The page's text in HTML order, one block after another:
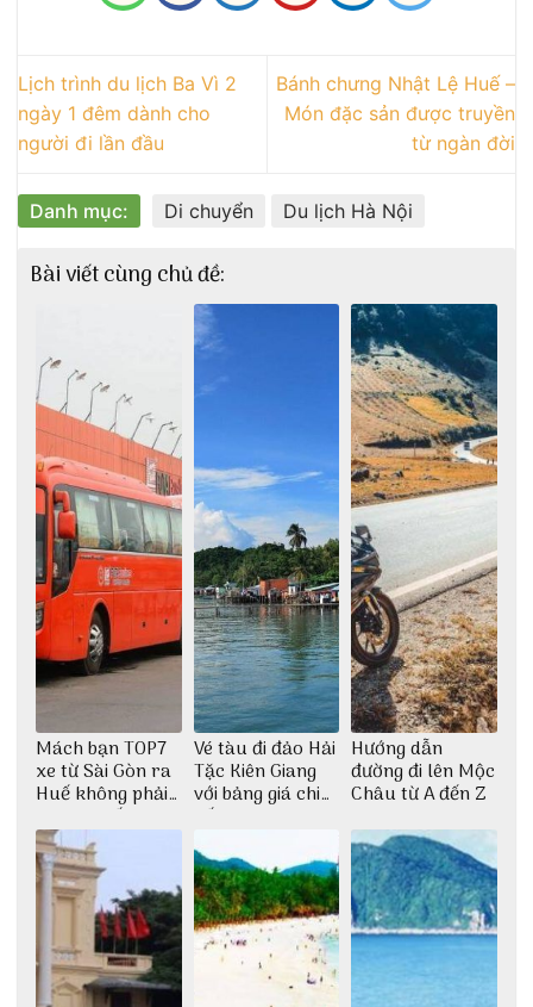
Lịch trình du lịch Ba Vì 2
ngày 1 đêm dành cho
người đi lần đầu
Bánh chưng Nhật Lệ Huế –
Món đặc sản được truyền
từ ngàn đời
Danh mục: Di chuyển Du lịch Hà Nội
Bài viết cùng chủ đề:
Mách bạn TOP7
xe từ Sài Gòn ra
Huế không phải
ai cũng biết
Vé tàu đi đảo Hải
Tặc Kiên Giang
với bảng giá chi
tiết
Hướng dẫn
đường đi lên Mộc
Châu từ A đến Z